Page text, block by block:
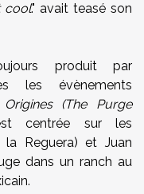
cool." avait teasé son
produit par
les évènements
(The Purge
centrée sur les
Reguera) et Juan
dans un ranch au